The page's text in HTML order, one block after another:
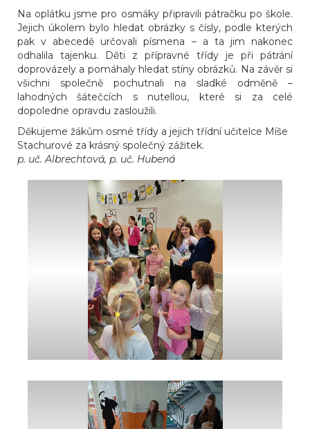
Na oplátku jsme pro osmáky připravili pátračku po škole.
Jejich úkolem bylo hledat obrázky s čísly, podle kterých
pak v abecedě určovali písmena – a ta jim nakonec
odhalila tajenku. Děti z přípravné třídy je při pátrání
doprovázely a pomáhaly hledat stíny obrázků. Na závěr si
všichni společně pochutnali na sladké odměně –
lahodných šátečcích s nutellou, které si za celé
dopoledne opravdu zasloužili.
Děkujeme žákům osmé třídy a jejich třídní učitelce Míše
Stachurové za krásný společný zážitek.
p. uč. Albrechtová, p. uč. Hubená